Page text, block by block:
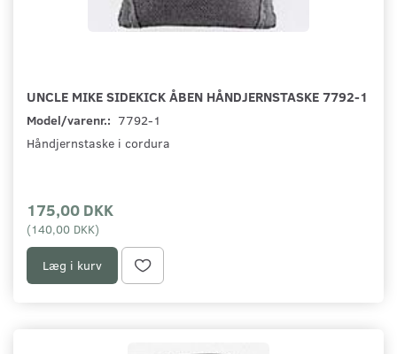
UNCLE MIKE SIDEKICK ÅBEN HÅNDJERNSTASKE 7792-1
Model/varenr.: 7792-1
Håndjernstaske i cordura
175,00 DKK
(140,00 DKK)
Læg i kurv